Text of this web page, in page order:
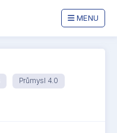
MENU
Průmysl 4.0